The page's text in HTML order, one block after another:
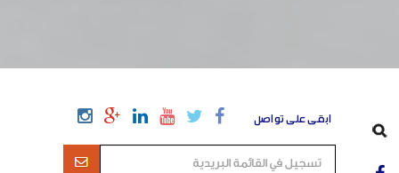
ابقى على تواصل